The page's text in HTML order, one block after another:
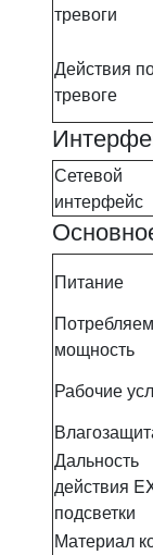
тревоги
Действия
тревоге
Сетевой
интерфейс
Питание
мощность
Рабочие
Дальность
действия
подсветки
Материал